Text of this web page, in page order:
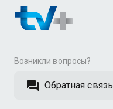
Возникли вопросы?
Обратная связь